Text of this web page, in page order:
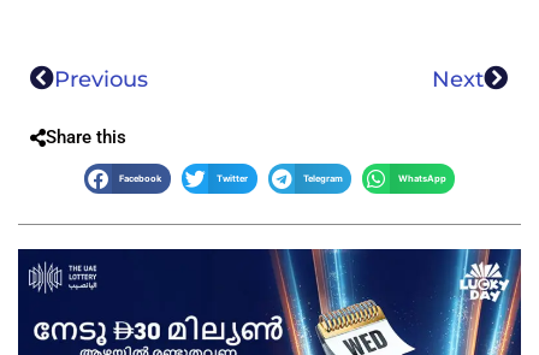
Previous Next
Share this
Facebook Twitter Telegram WhatsApp